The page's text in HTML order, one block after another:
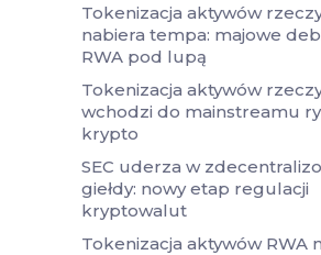
Tokenizacja aktywów
nabiera tempa: majowe
RWA pod lupą
Tokenizacja aktywów
wchodzi do mainstreamu
krypto
SEC uderza w
giełdy: nowy etap regulacji
kryptowalut
Tokenizacja aktywów RWA